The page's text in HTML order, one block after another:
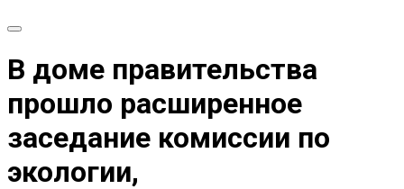
В доме правительства
прошло расширенное
заседание комиссии по
экологии,